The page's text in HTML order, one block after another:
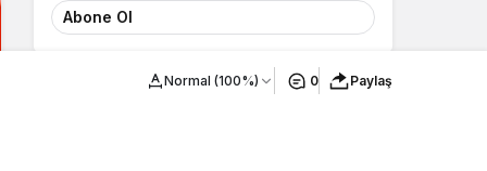
Normal (100%) 0 Paylaş
Abone Ol